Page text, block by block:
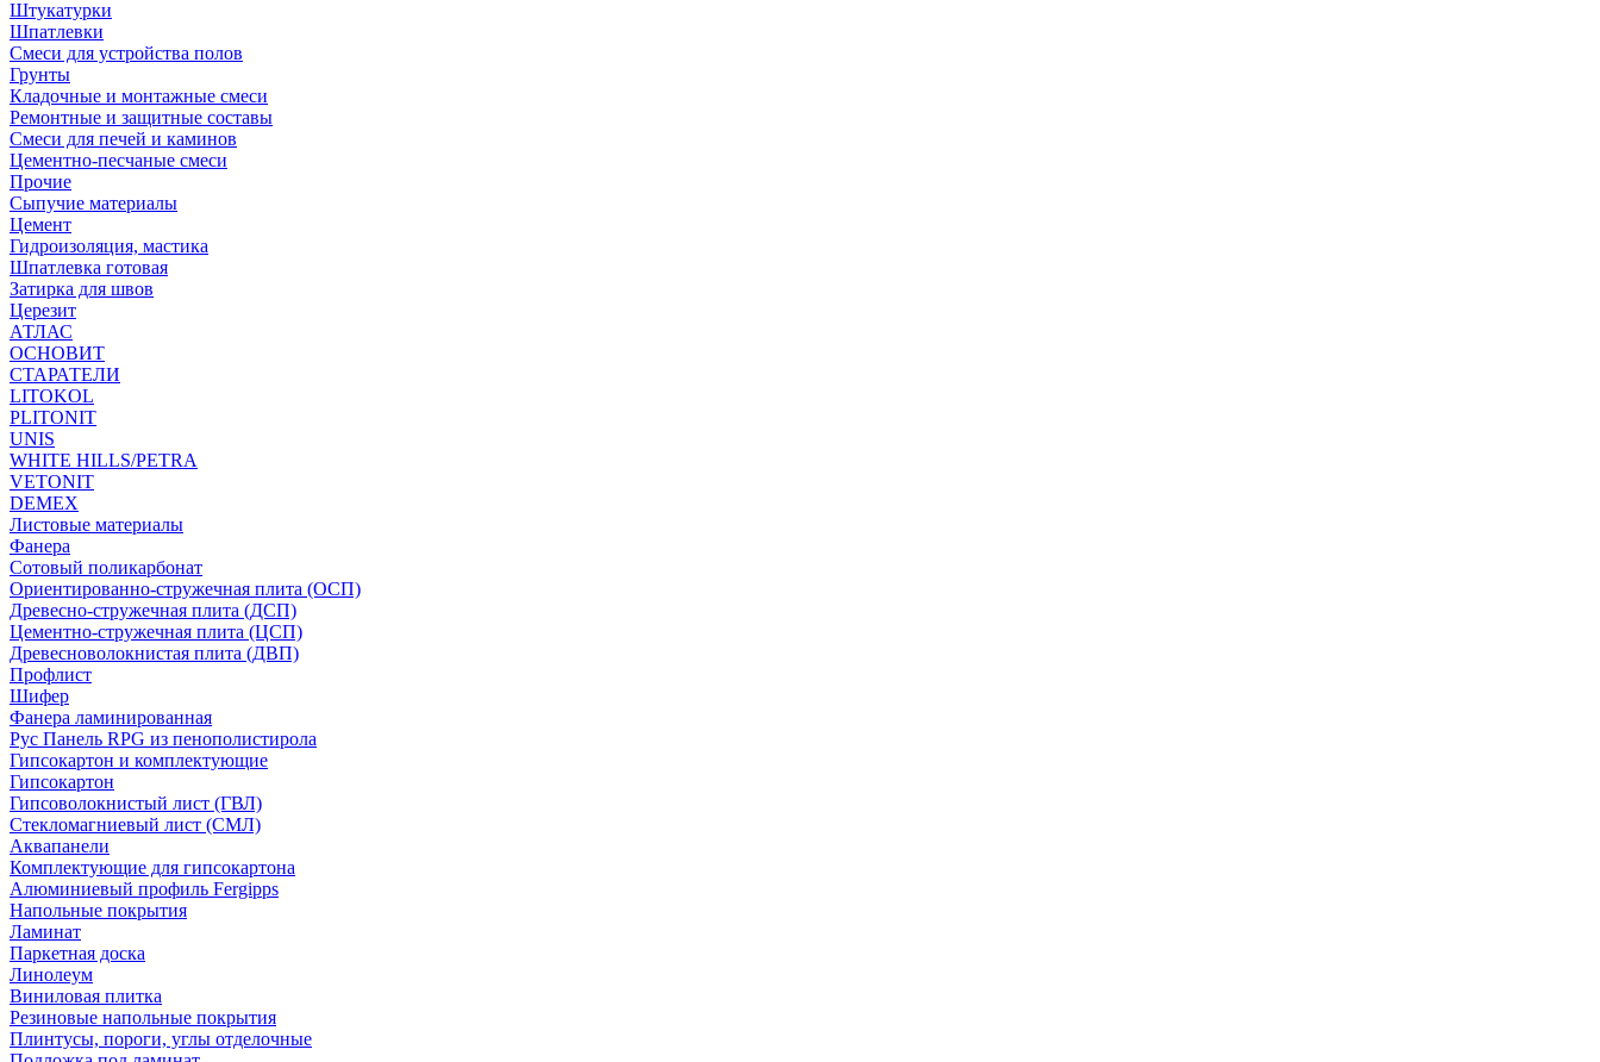
Штукатурки
Шпатлевки
Смеси для устройства полов
Грунты
Кладочные и монтажные смеси
Ремонтные и защитные составы
Смеси для печей и каминов
Цементно-песчаные смеси
Прочие
Сыпучие материалы
Цемент
Гидроизоляция, мастика
Шпатлевка готовая
Затирка для швов
Церезит
АТЛАС
ОСНОВИТ
СТАРАТЕЛИ
LITOKOL
PLITONIT
UNIS
WHITE HILLS/PETRA
VETONIT
DEMEX
Листовые материалы
Фанера
Сотовый поликарбонат
Ориентированно-стружечная плита (ОСП)
Древесно-стружечная плита (ДСП)
Цементно-стружечная плита (ЦСП)
Древесноволокнистая плита (ДВП)
Профлист
Шифер
Фанера ламинированная
Рус Панель RPG из пенополистирола
Гипсокартон и комплектующие
Гипсокартон
Гипсоволокнистый лист (ГВЛ)
Стекломагниевый лист (СМЛ)
Аквапанели
Комплектующие для гипсокартона
Алюминиевый профиль Fergipps
Напольные покрытия
Ламинат
Паркетная доска
Линолеум
Виниловая плитка
Резиновые напольные покрытия
Плинтусы, пороги, углы отделочные